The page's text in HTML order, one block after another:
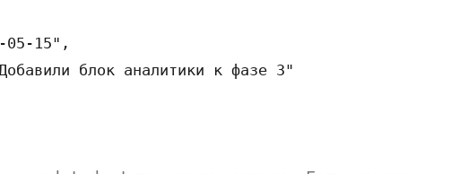
05-15",
блок аналитики к фазе 3"